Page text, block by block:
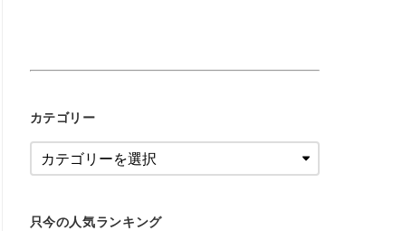
カテゴリー
只今の人気ランキング